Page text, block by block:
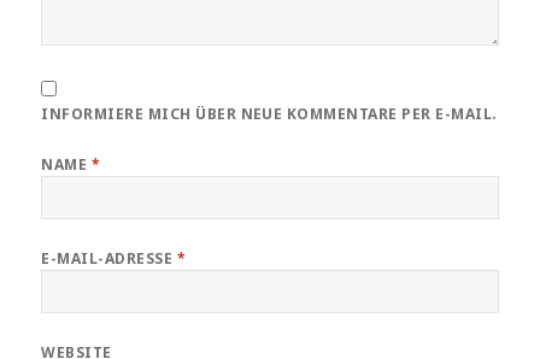
INFORMIERE MICH ÜBER NEUE KOMMENTARE PER E-MAIL.
NAME *
E-MAIL-ADRESSE *
WEBSITE